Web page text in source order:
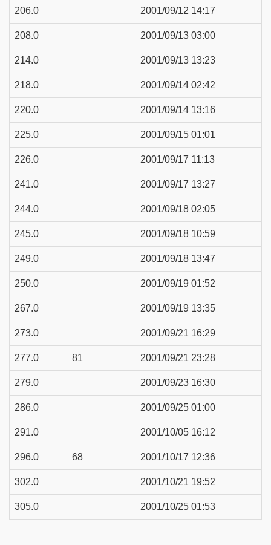
206.0 2001/09/12 14:17
208.0 2001/09/13 03:00
214.0 2001/09/13 13:23
218.0 2001/09/14 02:42
220.0 2001/09/14 13:16
225.0 2001/09/15 01:01
226.0 2001/09/17 11:13
241.0 2001/09/17 13:27
244.0 2001/09/18 02:05
245.0 2001/09/18 10:59
249.0 2001/09/18 13:47
250.0 2001/09/19 01:52
267.0 2001/09/19 13:35
273.0 2001/09/21 16:29
277.0 81 2001/09/21 23:28
279.0 2001/09/23 16:30
286.0 2001/09/25 01:00
291.0 2001/10/05 16:12
296.0 68 2001/10/17 12:36
302.0 2001/10/21 19:52
305.0 2001/10/25 01:53